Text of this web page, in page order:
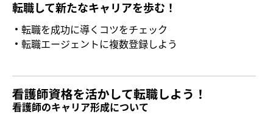
転職して新たなキャリアを歩む！
転職を成功に導くコツをチェック
転職エージェントに複数登録しよう
看護師のキャリア形成について